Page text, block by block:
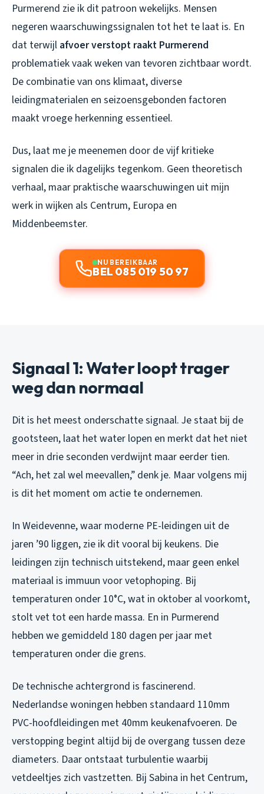
Purmerend zie ik dit patroon wekelijks. Mensen
negeren waarschuwingssignalen tot het te laat is. En
dat terwijl afvoer verstopt raakt Purmerend
problematiek vaak weken van tevoren zichtbaar wordt.
De combinatie van ons klimaat, diverse
leidingmaterialen en seizoensgebonden factoren
maakt vroege herkenning essentieel.
Dus, laat me je meenemen door de vijf kritieke
signalen die ik dagelijks tegenkom. Geen theoretisch
verhaal, maar praktische waarschuwingen uit mijn
werk in wijken als Centrum, Europa en
Middenbeemster.
NU BEREIKBAAR
BEL 085 019 50 97
Signaal 1: Water loopt trager
weg dan normaal
Dit is het meest onderschatte signaal. Je staat bij de
gootsteen, laat het water lopen en merkt dat het niet
meer in drie seconden verdwijnt maar eerder tien.
“Ach, het zal wel meevallen,” denk je. Maar volgens mij
is dit het moment om actie te ondernemen.
In Weidevenne, waar moderne PE-leidingen uit de
jaren ’90 liggen, zie ik dit vooral bij keukens. Die
leidingen zijn technisch uitstekend, maar geen enkel
materiaal is immuun voor vetophoping. Bij
temperaturen onder 10°C, wat in oktober al voorkomt,
stolt vet tot een harde massa. En in Purmerend
hebben we gemiddeld 180 dagen per jaar met
temperaturen onder die grens.
De technische achtergrond is fascinerend.
Nederlandse woningen hebben standaard 110mm
PVC-hoofdleidingen met 40mm keukenafvoeren. De
verstopping begint altijd bij de overgang tussen deze
diameters. Daar ontstaat turbulentie waarbij
vetdeeltjes zich vastzetten. Bij Sabina in het Centrum,